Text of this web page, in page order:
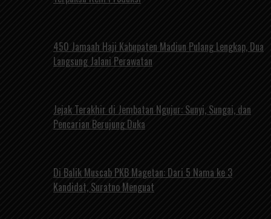
450 Jamaah Haji Kabupaten Madiun Pulang Lengkap, Dua
Langsung Jalani Perawatan
Jejak Terakhir di Jembatan Ngujur: Sunyi, Sungai, dan
Pencarian Berujung Duka
Di Balik Muscab PKB Magetan: Dari 5 Nama ke 3
Kandidat, Suratno Menguat